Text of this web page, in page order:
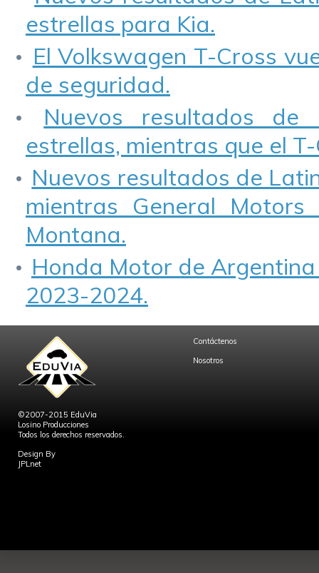
estrellas para Kia.
El Volkswagen T-Cross
de seguridad.
Nuevos resultados de
estrellas, mientras que el
Nuevos resultados de
mientras General
Montana.
Honda Motor de
2023-2024.
©2007-2015 EduVia
Losino Producciones
Todos los derechos reservados.
Design By
JPLnet
Contáctenos
Nosotros